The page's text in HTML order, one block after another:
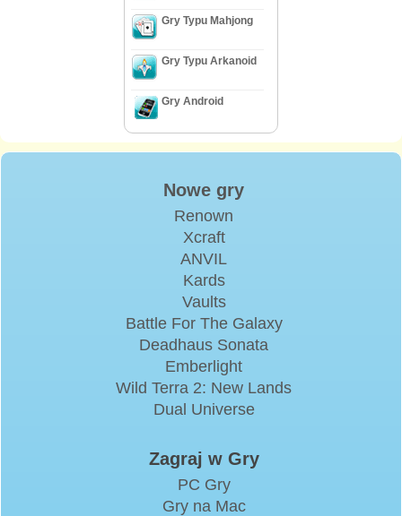
Gry Typu Mahjong
Gry Typu Arkanoid
Gry Android
Nowe gry
Renown
Xcraft
ANVIL
Kards
Vaults
Battle For The Galaxy
Deadhaus Sonata
Emberlight
Wild Terra 2: New Lands
Dual Universe
Zagraj w Gry
PC Gry
Gry na Mac